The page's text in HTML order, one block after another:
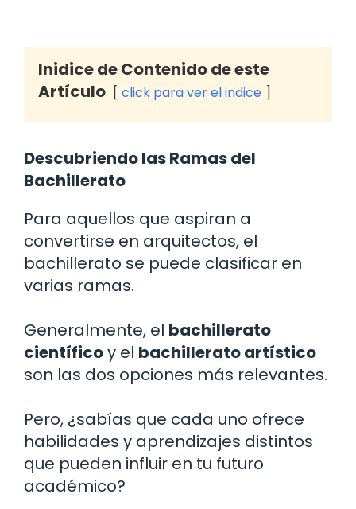
Inidice de Contenido de este
Artículo
click para ver el indice
Descubriendo las Ramas del
Bachillerato
Para aquellos que aspiran a
convertirse en arquitectos, el
bachillerato se puede clasificar en
varias ramas.
Generalmente, el bachillerato
científicoy el bachillerato artístico
son las dos opciones más relevantes.
Pero, ¿sabías que cada uno ofrece
habilidades y aprendizajes distintos
que pueden influir en tu futuro
académico?